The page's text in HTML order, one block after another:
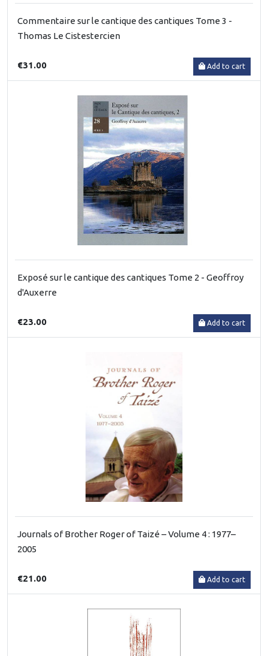
Commentaire sur le cantique des cantiques Tome 3 -
Thomas Le Cistestercien
€31.00 Add to cart
Exposé sur le cantique des cantiques Tome 2 - Geoffroy
d'Auxerre
€23.00 Add to cart
Journals of Brother Roger of Taizé – Volume 4 : 1977–
2005
€21.00 Add to cart